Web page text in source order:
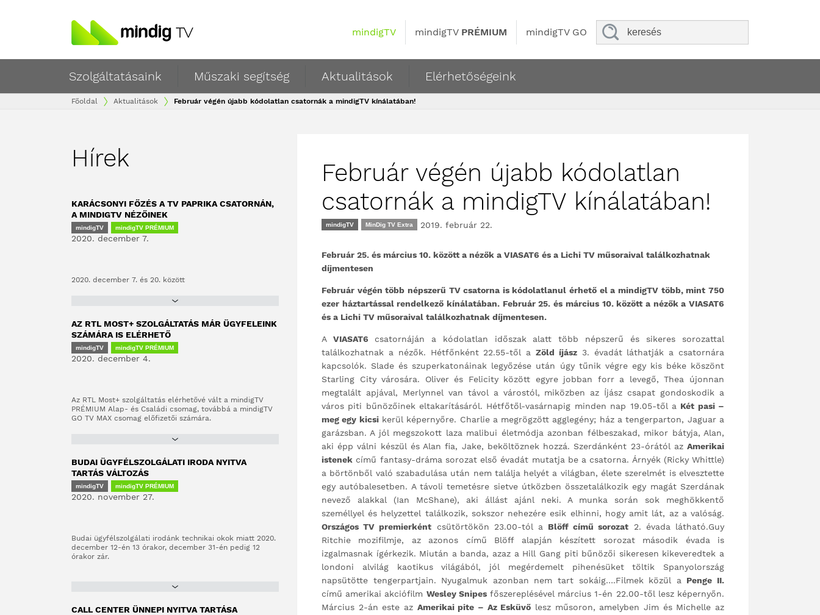
mindigTV mindigTV PRÉMIUM mindigTV GO
Szolgáltatásaink Műszaki segítség Aktualitások Elérhetőségeink
Főoldal Aktualitások Február végén újabb kódolatlan csatornák a mindigTV kínálatában!
Hírek
KARÁCSONYI FŐZÉS A TV PAPRIKA CSATORNÁN,
A MINDIGTV NÉZŐINEK
mindigTV mindigTV PRÉMIUM
2020. december 7.
2020. december 7. és 20. között
AZ RTL MOST+ SZOLGÁLTATÁS MÁR ÜGYFELEINK
SZÁMÁRA IS ELÉRHETŐ
mindigTV mindigTV PRÉMIUM
2020. december 4.
Az RTL Most+ szolgáltatás elérhetővé vált a mindigTV
PRÉMIUM Alap- és Családi csomag, továbbá a mindigTV
GO TV MAX csomag előfizetői számára.
BUDAI ÜGYFÉLSZOLGÁLATI IRODA NYITVA
TARTÁS VÁLTOZÁS
mindigTV mindigTV PRÉMIUM
2020. november 27.
Budai ügyfélszolgálati irodánk technikai okok miatt 2020.
december 12-én 13 órakor, december 31-én pedig 12
órakor zár.
CALL CENTER ÜNNEPI NYITVA TARTÁSA
Február végén újabb kódolatlan
csatornák a mindigTV kínálatában!
mindigTV MinDig TV Extra 2019. február 22.
Február 25. és március 10. között a nézők a VIASAT6 és a Lichi TV műsoraival találkozhatnak
díjmentesen
Február végén több népszerű TV csatorna is kódolatlanul érhető el a mindigTV több, mint 750
ezer háztartással rendelkező kínálatában. Február 25. és március 10. között a nézők a VIASAT6
és a Lichi TV műsoraival találkozhatnak díjmentesen.
A VIASAT6 csatornáján a kódolatlan időszak alatt több népszerű és sikeres sorozattal
találkozhatnak a nézők. Hétfőnként 22.55-től a Zöld íjász3. évadát láthatják a csatornára
kapcsolók. Slade és szuperkatonáinak legyőzése után úgy tűnik végre egy kis béke köszönt
Starling City városára. Oliver és Felicity között egyre jobban forr a levegő, Thea újonnan
megtalált apjával, Merlynnel van távol a várostól, miközben az Íjász csapat gondoskodik a
város piti bűnözőinek eltakarításáról. Hétfőtől-vasárnapig minden nap 19.05-től a Két pasi –
meg egy kicsikerül képernyőre. Charlie a megrögzött agglegény; ház a tengerparton, Jaguar a
garázsban. A jól megszokott laza malibui életmódja azonban félbeszakad, mikor bátyja, Alan,
aki épp válni készül és Alan fia, Jake, beköltöznek hozzá. Szerdánként 23-órától az Amerikai
istenek című fantasy-dráma sorozat első évadát mutatja be a csatorna. Árnyék (Ricky Whittle)
a börtönből való szabadulása után nem találja helyét a világban, élete szerelmét is elvesztette
egy autóbalesetben. A távoli temetésre sietve útközben összetalálkozik egy magát Szerdának
nevező alakkal (Ian McShane), aki állást ajánl neki. A munka során sok meghökkentő
személlyel és helyzettel találkozik, sokszor nehezére esik elhinni, hogy amit lát, az a valóság.
Országos TV premierként csütörtökön 23.00-tól a Blöff című sorozat 2. évada látható.Guy
Ritchie mozifilmje, az azonos című Blöff alapján készített sorozat második évada is
izgalmasnak ígérkezik. Miután a banda, azaz a Hill Gang piti bűnözői sikeresen kikeveredtek a
londoni alvilág kaotikus világából, jól megérdemelt pihenésüket töltik Spanyolország
napsütötte tengerpartjain. Nyugalmuk azonban nem tart sokáig….Filmek közül a Penge II.
című amerikai akciófilm Wesley Snipesfőszereplésével március 1-én 22.00-től lesz képernyőn.
Március 2-án este az Amerikai pite – Az Esküvő lesz műsoron, amelyben Jim és Michelle az